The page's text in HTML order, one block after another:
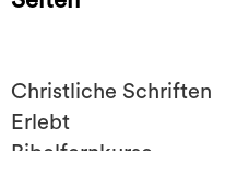
Christliche Schriften
Erlebt
Bibelfernkurse